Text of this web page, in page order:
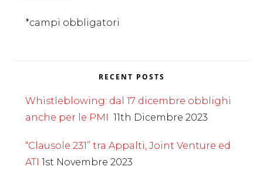
*campi obbligatori
RECENT POSTS
Whistleblowing: dal 17 dicembre obblighi
anche per le PMI
11th Dicembre 2023
“Clausole 231” tra Appalti, Joint Venture ed
ATI 1st Novembre 2023